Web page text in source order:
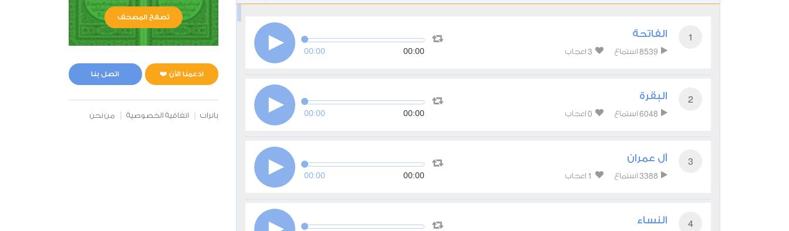
1 الفاتحة
8539 استماع 3 اعجاب 00:00 00:00
2 البقرة
6048 استماع 0 اعجاب 00:00 00:00
3 آل عمران
3388 استماع 1 اعجاب 00:00 00:00
4 النساء
تصفح المصحف
ادعمنا الآن ❤️ اتصل بنا
بانرات اتفاقية الخصوصية من نحن